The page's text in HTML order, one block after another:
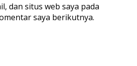
dan situs web saya pada
saya berikutnya.